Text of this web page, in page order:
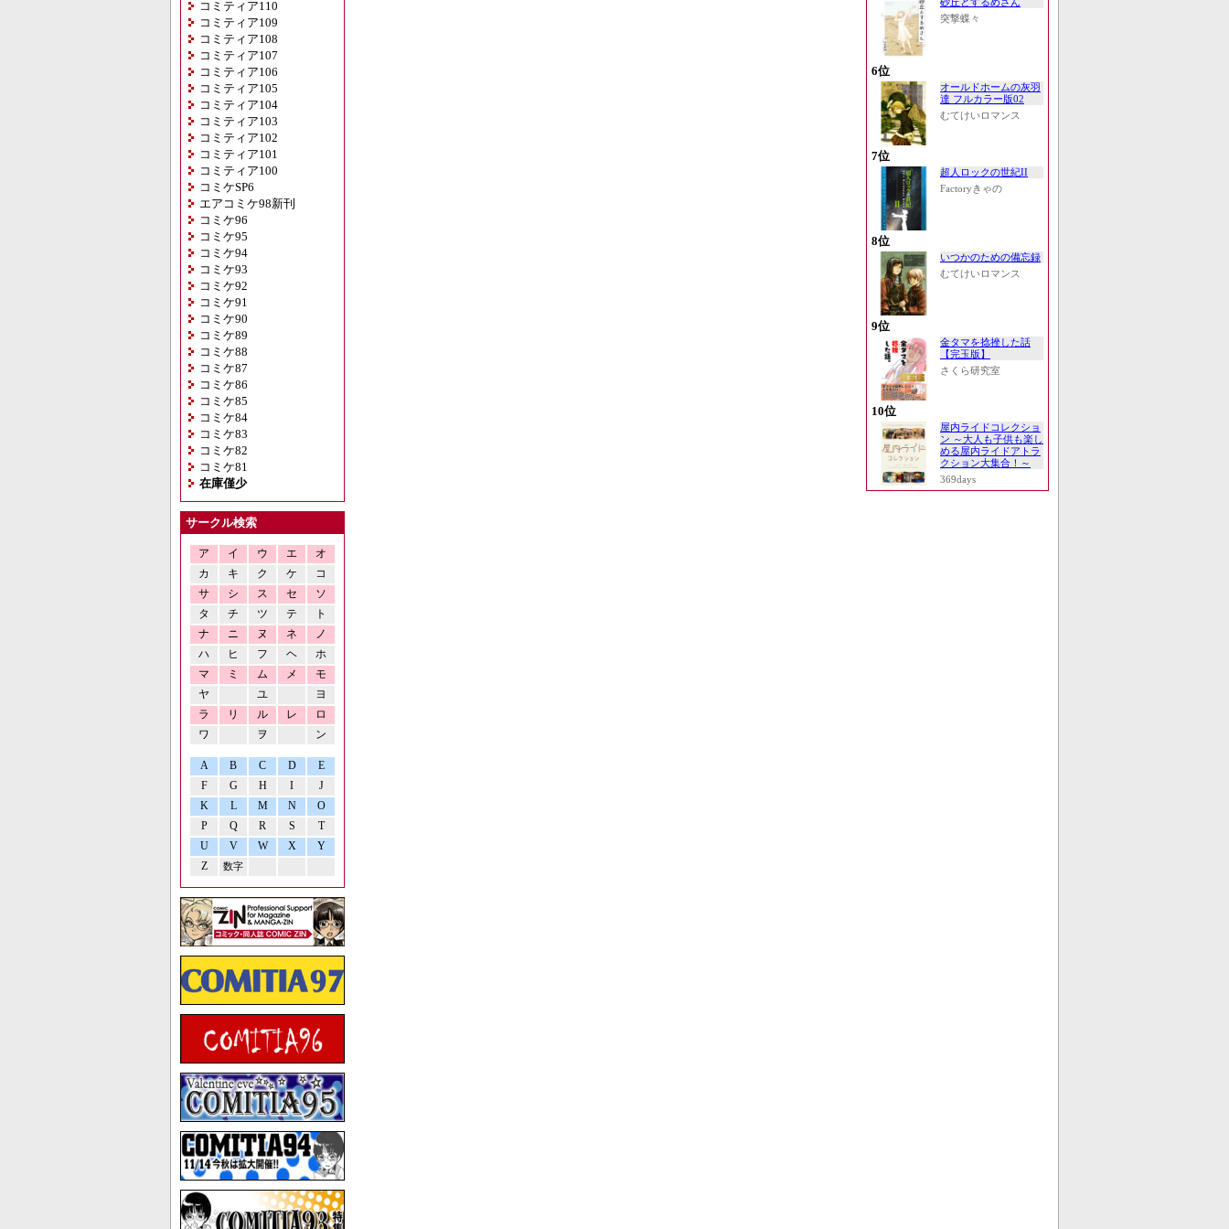
コミティア110
コミティア109
コミティア108
コミティア107
コミティア106
コミティア105
コミティア104
コミティア103
コミティア102
コミティア101
コミティア100
コミケSP6
エアコミケ98新刊
コミケ96
コミケ95
コミケ94
コミケ93
コミケ92
コミケ91
コミケ90
コミケ89
コミケ88
コミケ87
コミケ86
コミケ85
コミケ84
コミケ83
コミケ82
コミケ81
在庫僅少
サークル検索
ア イ ウ エ
オ
カ
キ ク ケ
コ
サ
シ ス セ
ソ
タ
チ ツ テ
ト
ナ
ニ ヌ ネ
ノ
ハ
ヒ フ ヘ
ホ
マ
ミ ム メ
モ
ヤ
ユ
ヨ
ラ
リ ル レ
ロ
ワ
ヲ ン
A B C D
E
F
G H I
J
K
L M N
O
P
Q R S
T
U
V W X
Y
Z
数字
砂丘とするめさん
突撃蝶々
6位
オールドホームの灰羽
達 フルカラー版02
むてけいロマンス
7位
超人ロックの世紀II
Factoryきゃの
8位
いつかのための備忘録
むてけいロマンス
9位
金タマを捻挫した話
【完玉版】
さくら研究室
10位
屋内ライドコレクショ
ン ～大人も子供も楽し
める屋内ライドアトラ
クション大集合！～
369days